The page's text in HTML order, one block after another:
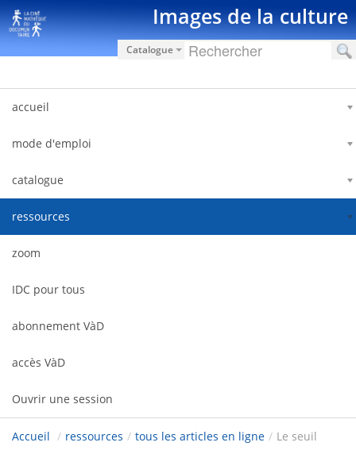
Saut au contenu Images de la culture
Catalogue
accueil
mode d'emploi
catalogue
ressources
zoom
IDC pour tous
abonnement VàD
accès VàD
Ouvrir une session
Accueil / ressources / tous les articles en ligne / Le seuil